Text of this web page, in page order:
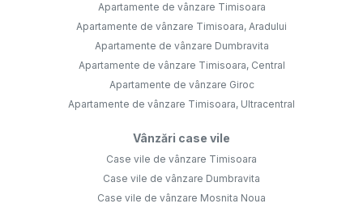
Apartamente de vânzare Timisoara
Apartamente de vânzare Timisoara, Aradului
Apartamente de vânzare Dumbravita
Apartamente de vânzare Timisoara, Central
Apartamente de vânzare Giroc
Apartamente de vânzare Timisoara, Ultracentral
Vânzări case vile
Case vile de vânzare Timisoara
Case vile de vânzare Dumbravita
Case vile de vânzare Mosnita Noua